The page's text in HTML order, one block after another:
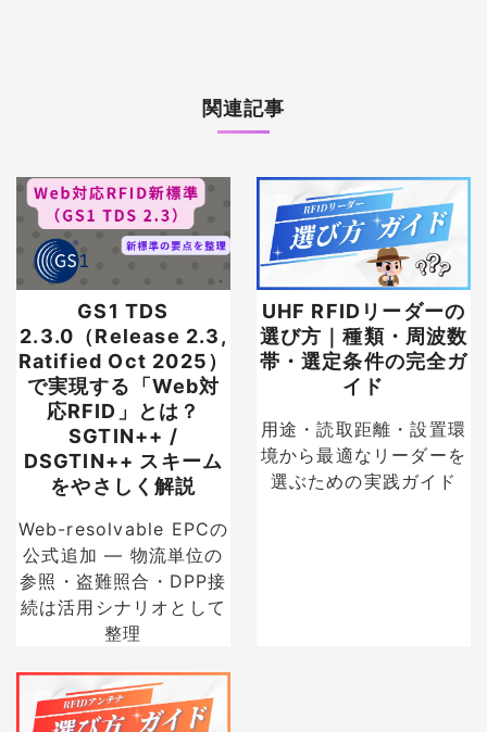
関連記事
GS1 TDS
2.3.0（Release 2.3,
Ratified Oct 2025）
で実現する「Web対
応RFID」とは？
SGTIN++ /
DSGTIN++ スキーム
をやさしく解説
Web-resolvable EPCの
公式追加 — 物流単位の
参照・盗難照合・DPP接
続は活用シナリオとして
整理
UHF RFIDリーダーの
選び方｜種類・周波数
帯・選定条件の完全ガ
イド
用途・読取距離・設置環
境から最適なリーダーを
選ぶための実践ガイド